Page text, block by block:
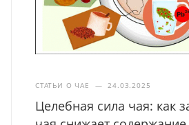
СТАТЬИ О ЧАЕ — 24.03.2025
Целебная сила чая: как